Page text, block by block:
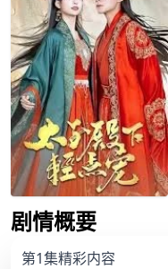
剧情概要
第1集精彩内容